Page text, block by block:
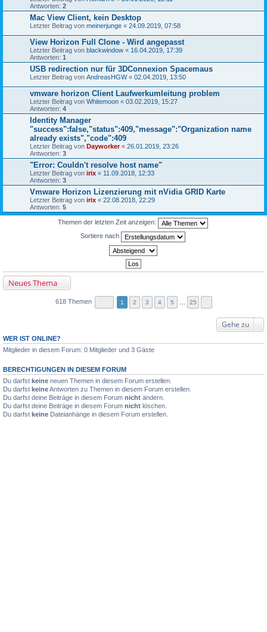
Antworten: 2
Mac View Client, kein Desktop
Letzter Beitrag von meinerjunge « 24.09.2019, 07:58
View Horizon Full Clone - Wird angepasst
Letzter Beitrag von blackwindow « 16.04.2019, 17:39
Antworten: 1
USB redirection nur für 3DConnexion Spacemaus
Letzter Beitrag von AndreasHGW« 02.04.2019, 13:50
vmware horizon Client Laufwerkumleitung problem
Letzter Beitrag von Whitemoon « 03.02.2019, 15:27
Antworten: 4
Identity Manager
"success":false,"status":409,"message":"Organization name
already exists","code":409
Letzter Beitrag von Dayworker« 26.01.2019, 23:26
Antworten: 3
"Error: Couldn't resolve host name"
Letzter Beitrag von irix « 11.09.2018, 12:33
Antworten: 3
Vmware Horizon Lizenzierung mit nVidia GRID Karte
Letzter Beitrag von irix « 22.08.2018, 22:29
Antworten: 5
Themen der letzten Zeit anzeigen:
Sortiere nach
Neues Thema
618 Themen 1 2 3 4 5 25
Gehe zu
WER IST ONLINE?
Mitglieder in diesem Forum: 0 Mitglieder und 3 Gäste
BERECHTIGUNGEN IN DIESEM FORUM
Du darfst keine neuen Themen in diesem Forum erstellen.
Du darfst keineAntworten zu Themen in diesem Forum erstellen.
Du darfst deine Beiträge in diesem Forum nicht ändern.
Du darfst deine Beiträge in diesem Forum nicht löschen.
Du darfst keine Dateianhänge in diesem Forum erstellen.